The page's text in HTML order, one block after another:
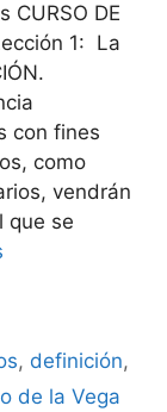
CURSO DE
1: La
con fines
como
vendrán
que se
, definición,
de la Vega